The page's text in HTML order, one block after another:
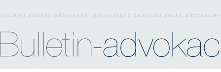
oficiální stránky odborného právnického časopisu české